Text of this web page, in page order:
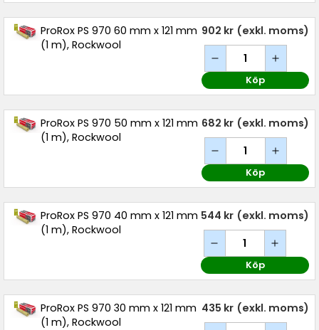
ProRox PS 970 60 mm x 121 mm
(1 m), Rockwool
902 kr (exkl. moms)
Köp
ProRox PS 970 50 mm x 121 mm
(1 m), Rockwool
682 kr (exkl. moms)
Köp
ProRox PS 970 40 mm x 121 mm
(1 m), Rockwool
544 kr (exkl. moms)
Köp
ProRox PS 970 30 mm x 121 mm
(1 m), Rockwool
435 kr (exkl. moms)